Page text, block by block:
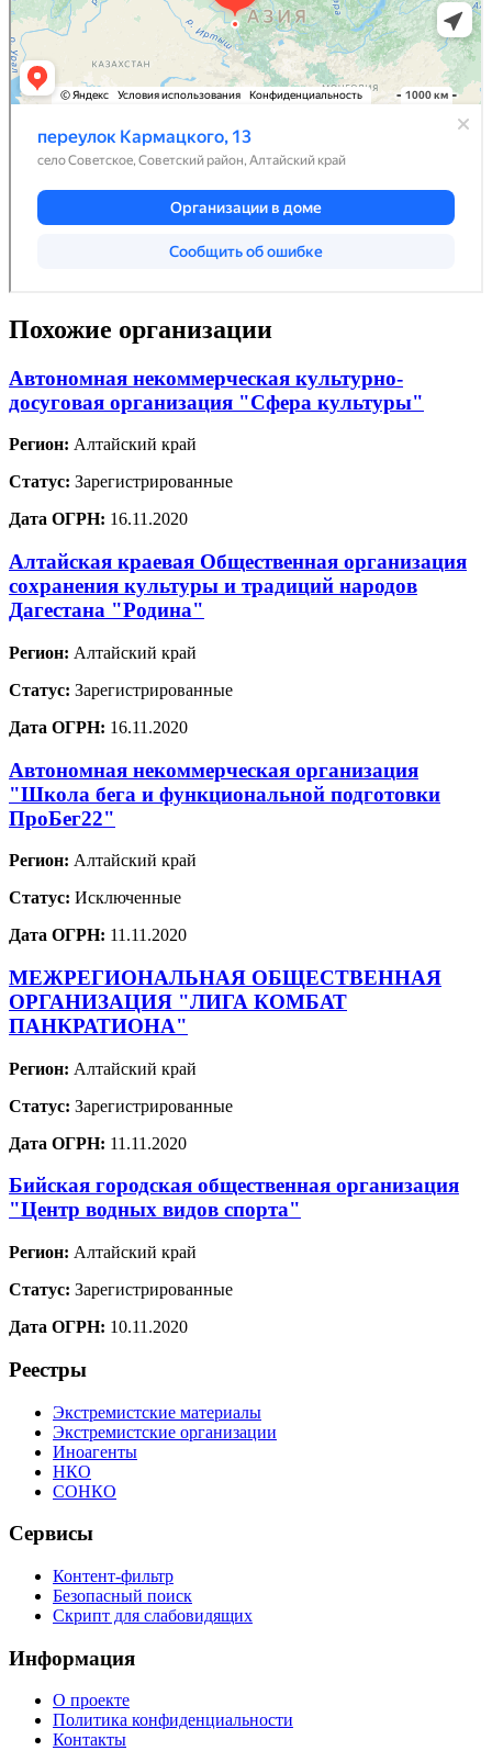
Похожие организации
Автономная некоммерческая культурно-
досуговая организация "Сфера культуры"
Регион: Алтайский край
Статус: Зарегистрированные
Дата ОГРН: 16.11.2020
Алтайская краевая Общественная организация
сохранения культуры и традиций народов
Дагестана "Родина"
Регион: Алтайский край
Статус: Зарегистрированные
Дата ОГРН: 16.11.2020
Автономная некоммерческая организация
"Школа бега и функциональной подготовки
ПроБег22"
Регион: Алтайский край
Статус: Исключенные
Дата ОГРН: 11.11.2020
МЕЖРЕГИОНАЛЬНАЯ ОБЩЕСТВЕННАЯ
ОРГАНИЗАЦИЯ "ЛИГА КОМБАТ
ПАНКРАТИОНА"
Регион: Алтайский край
Статус: Зарегистрированные
Дата ОГРН: 11.11.2020
Бийская городская общественная организация
"Центр водных видов спорта"
Регион: Алтайский край
Статус: Зарегистрированные
Дата ОГРН: 10.11.2020
Реестры
Экстремистские материалы
Экстремистские организации
Иноагенты
НКО
СОНКО
Сервисы
Контент-фильтр
Безопасный поиск
Скрипт для слабовидящих
Информация
О проекте
Политика конфиденциальности
Контакты